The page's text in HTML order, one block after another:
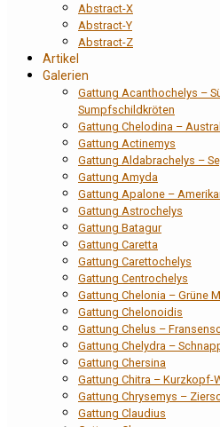
Abstract-X
Abstract-Y
Abstract-Z
Artikel
Galerien
Gattung Acanthochelys –
Sumpfschildkröten
Gattung Chelodina –
Gattung Actinemys
Gattung Aldabrachelys –
Gattung Amyda
Gattung Apalone –
Gattung Astrochelys
Gattung Batagur
Gattung Caretta
Gattung Carettochelys
Gattung Centrochelys
Gattung Chelonia – Grüne
Gattung Chelonoidis
Gattung Chelus –
Gattung Chelydra –
Gattung Chersina
Gattung Chitra – Kurzkopf-
Gattung Chrysemys –
Gattung Claudius